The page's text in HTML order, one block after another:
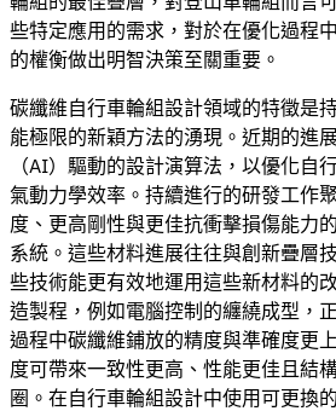
些特定應用的需求，對於在優化過程
的權衡做出明智決策至關重要。
碳纖維自行車輪組設計領域的特徵是
能極限的新穎方法的湧現。近期的進
（AI）驅動的設計演算法，以優化自
氣動力學效率。持續進行的研發工作
度、更高剛性與更佳抗衝擊損傷能力
系統。這些材料進展往往與創新疊層
些技術能更有效地運用這些新材料的
造製程，例如電腦控制的纏繞成型，
過程中碳纖維鋪放的精度與準確度更
度可帶來一致性更高、性能更佳且結
圈。在自行車輪組設計中使用可更換